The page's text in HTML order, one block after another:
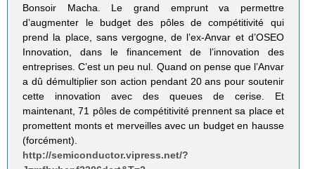
Bonsoir Macha. Le grand emprunt va permettre
d’augmenter le budget des pôles de compétitivité qui
prend la place, sans vergogne, de l’ex-Anvar et d’OSEO
Innovation, dans le financement de l’innovation des
entreprises. C’est un peu nul. Quand on pense que l’Anvar
a dû démultiplier son action pendant 20 ans pour soutenir
cette innovation avec des queues de cerise. Et
maintenant, 71 pôles de compétitivité prennent sa place et
promettent monts et merveilles avec un budget en hausse
(forcément).
http://semiconductor.vipress.net/?